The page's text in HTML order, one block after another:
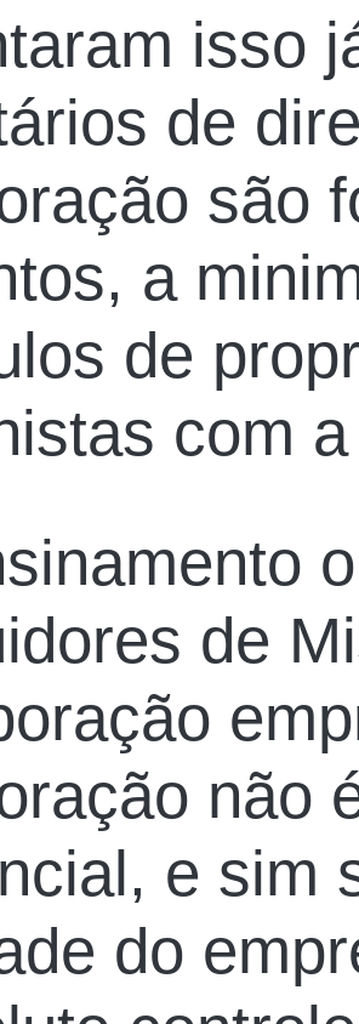
isso
de
são
a
de
com
de
não
e sim
do